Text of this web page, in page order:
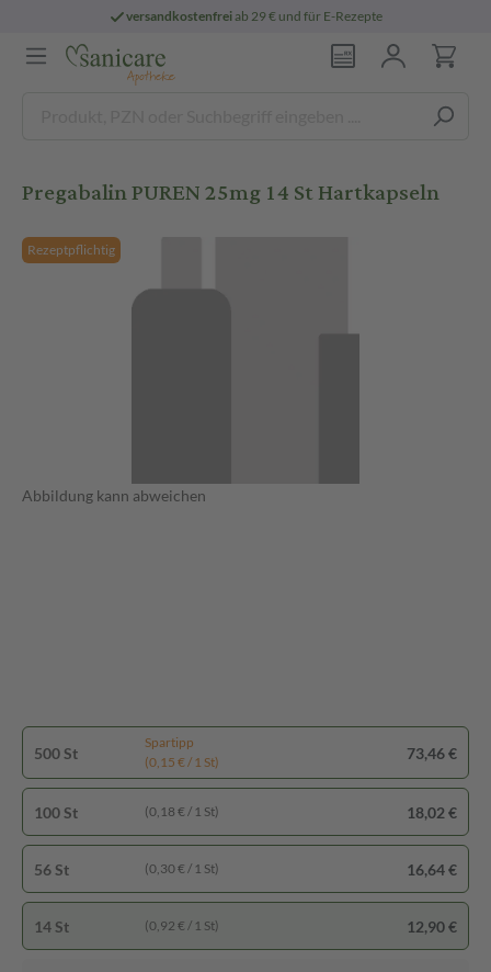
versandkostenfreiab 29 € und für E-Rezepte
Pregabalin PUREN 25mg 14 St Hartkapseln
Rezeptpflichtig
Abbildung kann abweichen
500 St
Spartipp
(0,15 € / 1 St)
73,46 €
100 St (0,18 € / 1 St) 18,02 €
56 St (0,30 € / 1 St) 16,64 €
14 St (0,92 € / 1 St) 12,90 €